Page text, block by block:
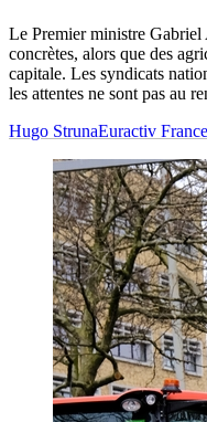
Le Premier ministre Gabriel
concrètes, alors que des
capitale. Les syndicats
les attentes ne sont pas au
Hugo StrunaEuractiv France